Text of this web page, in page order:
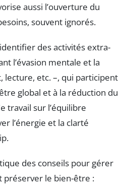
aussi l’ouverture du
souvent ignorés.
des activités extra-
l’évasion mentale et la
lecture, etc. –, qui participent
global et à la réduction du
travail sur l’équilibre
l’énergie et la clarté
des conseils pour gérer
préserver le bien-être :